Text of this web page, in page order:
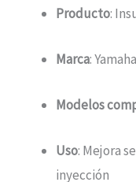
Producto:
Marca:
Modelos
Uso: Mejora
inyección